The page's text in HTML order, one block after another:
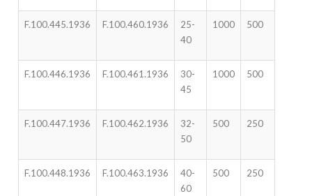
F.100.445.1936 F.100.460.1936
25-
40
1000 500
F.100.446.1936 F.100.461.1936
30-
45
1000 500
F.100.447.1936 F.100.462.1936
32-
50
500 250
F.100.448.1936 F.100.463.1936
40-
60
500 250